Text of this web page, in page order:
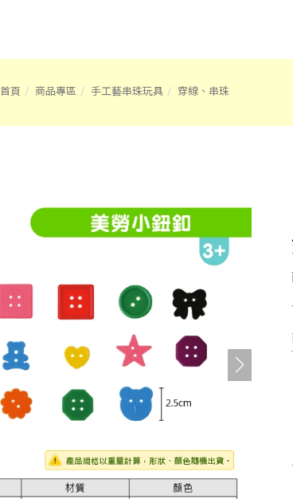
首頁 商品專區 手工藝串珠玩具 穿線、串珠